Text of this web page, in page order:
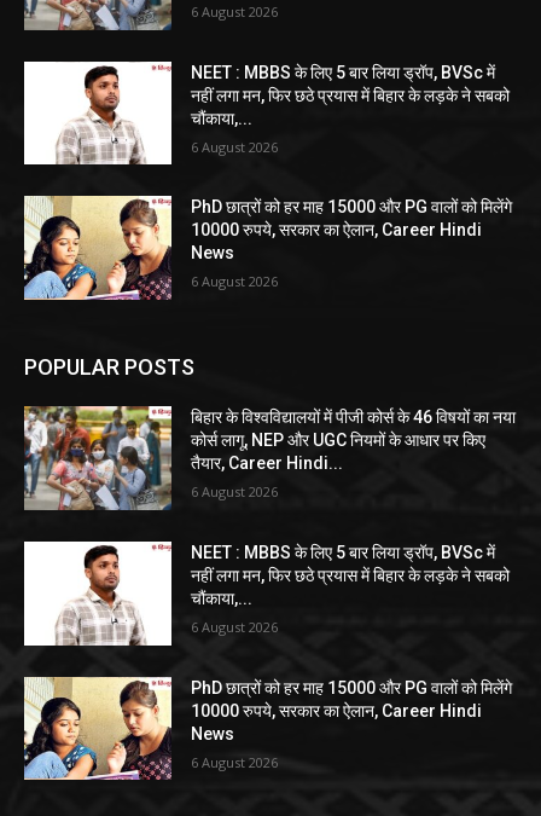
6 August 2026
NEET : MBBS के लिए 5 बार लिया ड्रॉप, BVSc में
नहीं लगा मन, फिर छठे प्रयास में बिहार के लड़के ने सबको
चौंकाया,...
6 August 2026
PhD छात्रों को हर माह 15000 और PG वालों को मिलेंगे
10000 रुपये, सरकार का ऐलान, Career Hindi
News
6 August 2026
POPULAR POSTS
बिहार के विश्वविद्यालयों में पीजी कोर्स के 46 विषयों का नया
कोर्स लागू, NEP और UGC नियमों के आधार पर किए
तैयार, Career Hindi...
6 August 2026
NEET : MBBS के लिए 5 बार लिया ड्रॉप, BVSc में
नहीं लगा मन, फिर छठे प्रयास में बिहार के लड़के ने सबको
चौंकाया,...
6 August 2026
PhD छात्रों को हर माह 15000 और PG वालों को मिलेंगे
10000 रुपये, सरकार का ऐलान, Career Hindi
News
6 August 2026